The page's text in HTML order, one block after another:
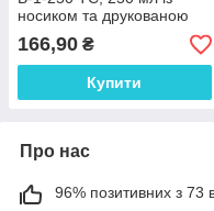
носиком та друкованою
шкалою. Україна
166,90 ₴
Купити
Про нас
96% позитивних з 73